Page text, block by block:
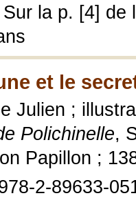
la p. [4] de
et le
Julien ;
Polichinelle,
Papillon ;
2-89633-